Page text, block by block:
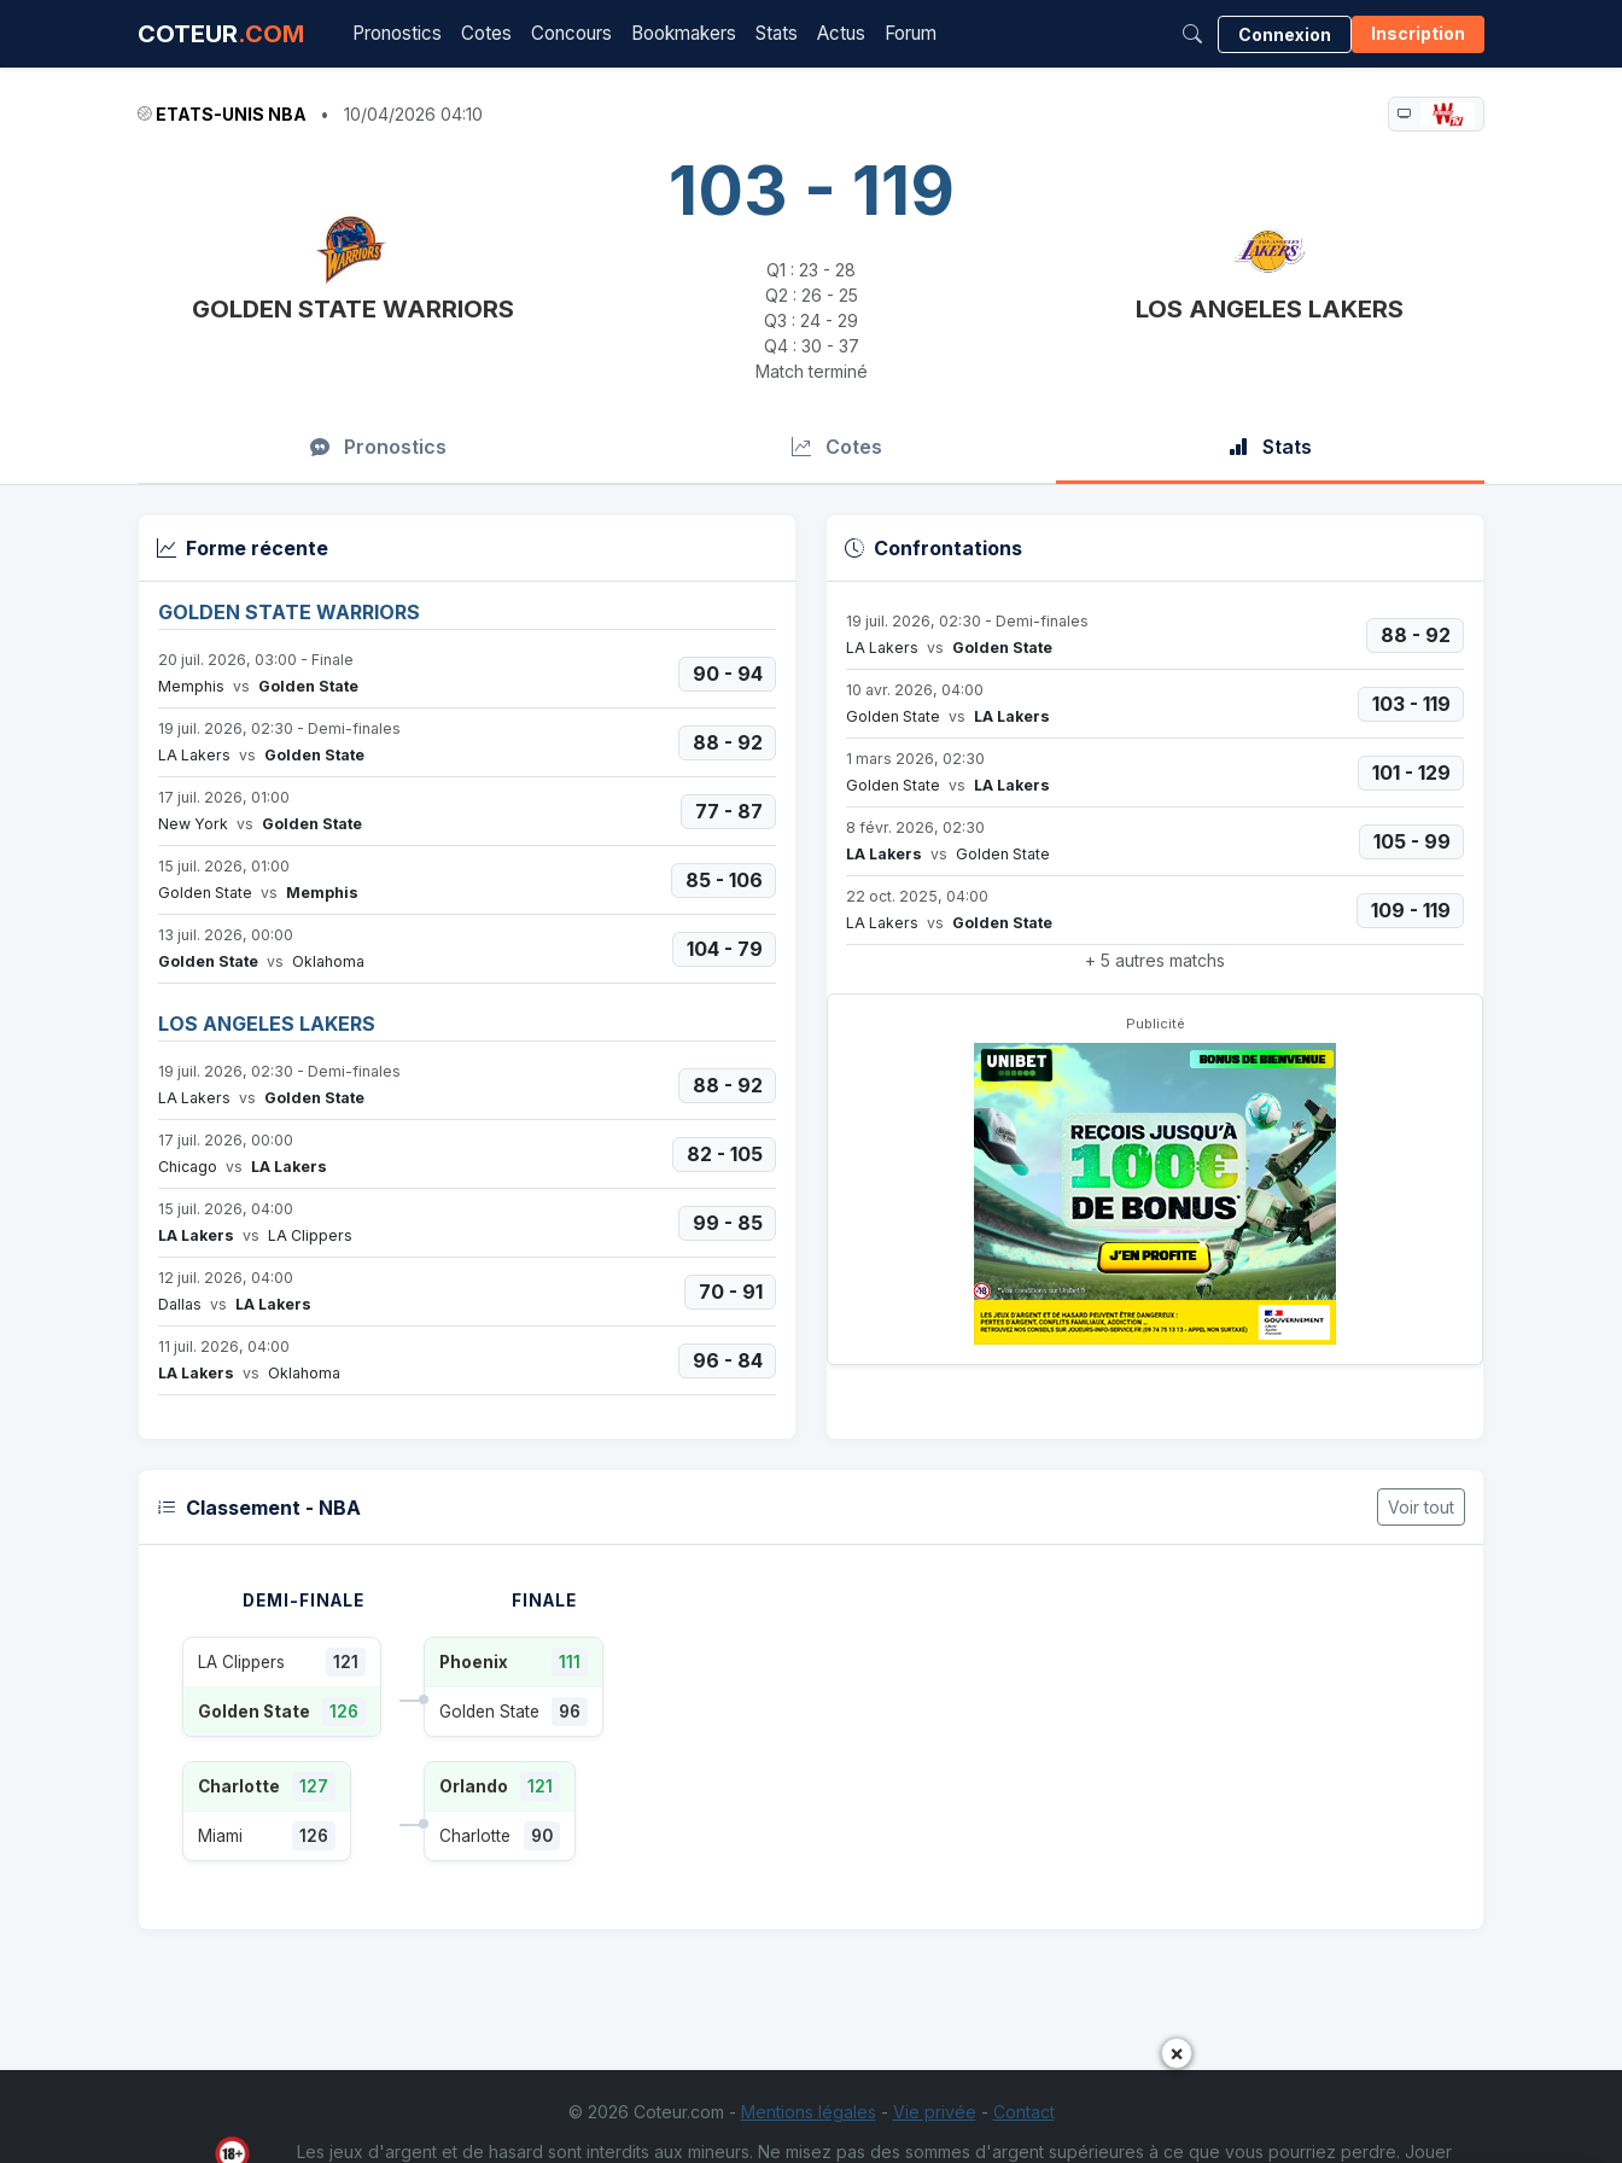
COTEUR.COM Pronostics Cotes Concours Bookmakers Stats Actus Forum Connexion Inscription
ETATS-UNIS NBA • 10/04/2026 04:10
GOLDEN STATE WARRIORS
103 - 119
Q1 : 23 - 28
Q2 : 26 - 25
Q3 : 24 - 29
Q4 : 30 - 37
Match terminé
LOS ANGELES LAKERS
Pronostics Cotes Stats
Forme récente
GOLDEN STATE WARRIORS
20 juil. 2026, 03:00 - Finale
Memphis vs Golden State
90 - 94
19 juil. 2026, 02:30 - Demi-finales
LA Lakers vs Golden State
88 - 92
17 juil. 2026, 01:00
New York vs Golden State
77 - 87
15 juil. 2026, 01:00
Golden State vs Memphis
85 - 106
13 juil. 2026, 00:00
Golden State vs Oklahoma
104 - 79
LOS ANGELES LAKERS
19 juil. 2026, 02:30 - Demi-finales
LA Lakers vs Golden State
88 - 92
17 juil. 2026, 00:00
Chicago vs LA Lakers
82 - 105
15 juil. 2026, 04:00
LA Lakers vs LA Clippers
99 - 85
12 juil. 2026, 04:00
Dallas vs LA Lakers
70 - 91
11 juil. 2026, 04:00
LA Lakers vs Oklahoma
96 - 84
Confrontations
19 juil. 2026, 02:30 - Demi-finales
LA Lakers vs Golden State
88 - 92
10 avr. 2026, 04:00
Golden State vs LA Lakers
103 - 119
1 mars 2026, 02:30
Golden State vs LA Lakers
101 - 129
8 févr. 2026, 02:30
LA Lakers vs Golden State
105 - 99
22 oct. 2025, 04:00
LA Lakers vs Golden State
109 - 119
+ 5 autres matchs
Publicité
Classement - NBA Voir tout
DEMI-FINALE
LA Clippers 121
Golden State 126
Charlotte 127
Miami 126
FINALE
Phoenix 111
Golden State 96
Orlando 121
Charlotte 90
© 2026 Coteur.com - Mentions légales - Vie privée - Contact
Les jeux d'argent et de hasard sont interdits aux mineurs. Ne misez pas des sommes d'argent supérieures à ce que vous pourriez perdre. Jouer
×